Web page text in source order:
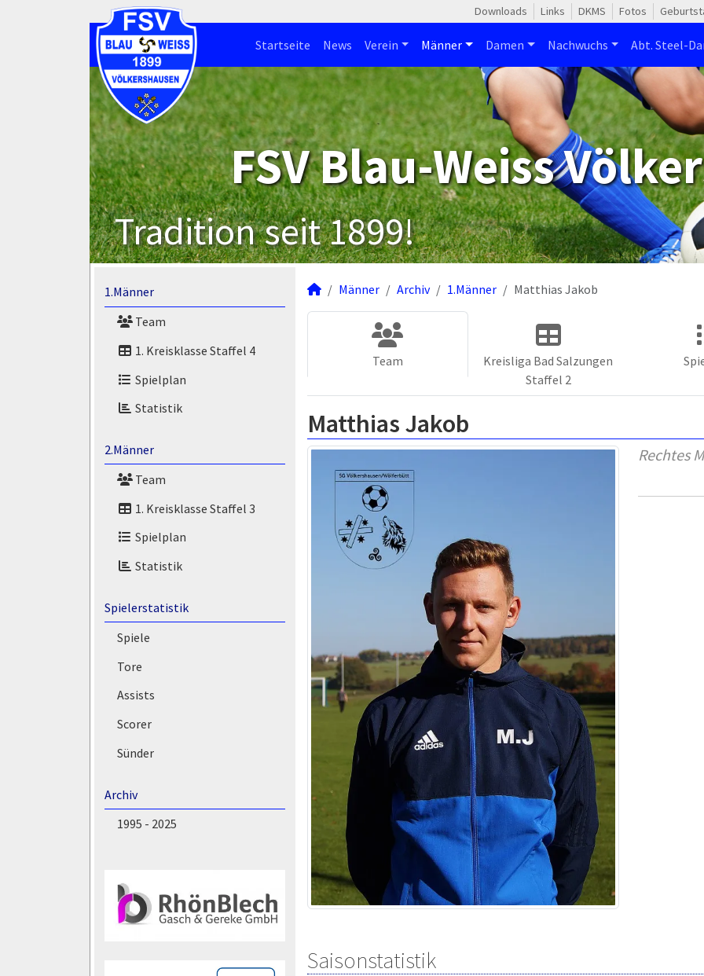
Downloads Links DKMS Fotos
Startseite News Verein Männer Damen Nachwuchs Abt. Steel-
FSV Blau-Weiss
Tradition seit 1899!
1.Männer
Team
1. Kreisklasse Staffel 4
Spielplan
Statistik
2.Männer
Team
1. Kreisklasse Staffel 3
Spielplan
Statistik
Spielerstatistik
Spiele
Tore
Assists
Scorer
Sünder
Archiv
1995 - 2025
Männer Archiv 1.Männer Matthias Jakob
Team
Kreisliga Bad Salzungen
Staffel 2
Matthias Jakob
Rechtes
Saisonstatistik